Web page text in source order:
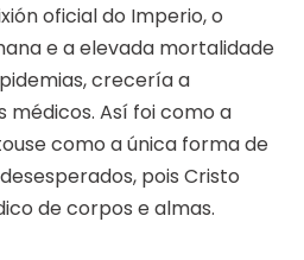
oficial do Imperio, o
e a elevada mortalidade
crecería a
médicos. Así foi como a
como a única forma de
pois Cristo
de corpos e almas.